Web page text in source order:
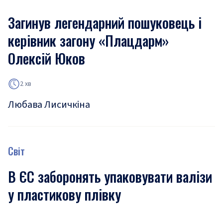
Загинув легендарний пошуковець і
керівник загону «Плацдарм»
Олексій Юков
2 хв
Любава Лисичкіна
Світ
В ЄС заборонять упаковувати валізи
у пластикову плівку